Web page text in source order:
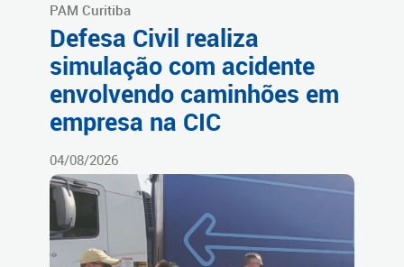
PAM Curitiba
Defesa Civil realiza
simulação com acidente
envolvendo caminhões em
empresa na CIC
04/08/2026